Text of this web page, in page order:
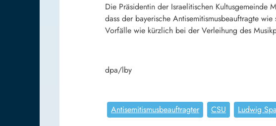
Die Präsidentin der Israelitischen Kultusgemeinde
dass der bayerische Antisemitismusbeauftragte
Vorfälle wie kürzlich bei der Verleihung des
dpa/lby
Antisemitismusbeauftragter CSU Ludwig